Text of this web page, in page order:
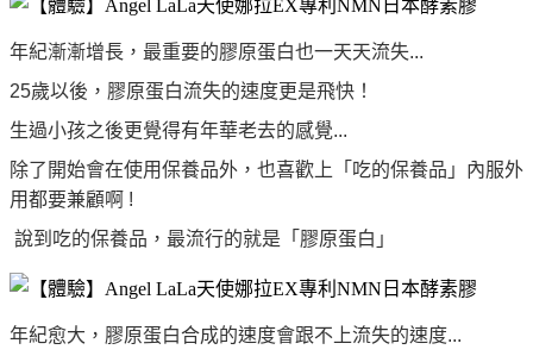
年紀漸漸增長，最重要的膠原蛋白也一天天流失...
25歲以後，膠原蛋白流失的速度更是飛快！
生過小孩之後更覺得有年華老去的感覺...
除了開始會在使用保養品外， 也喜歡上「吃的保養品」 內服外
用都要兼顧啊 !
說到吃的保養品，最流行的就是「膠原蛋白」
年紀愈大，膠原蛋白合成的速度會跟不上流失的速度...